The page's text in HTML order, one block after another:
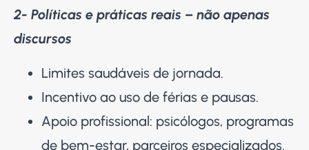
2- Políticas e práticas reais – não apenas
discursos
Limites saudáveis de jornada.
Incentivo ao uso de férias e pausas.
Apoio profissional: psicólogos, programas
de bem-estar, parceiros especializados.